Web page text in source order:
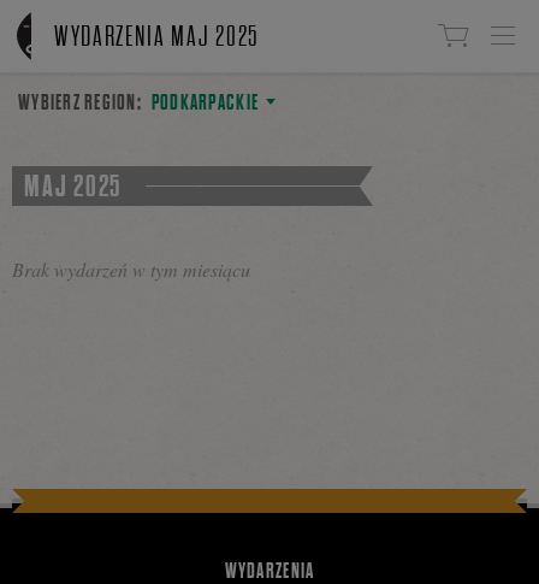
Linki do przejścia
WYDARZENIA MAJ 2025
WYBIERZ REGION: PODKARPACKIE
MAJ 2025
Brak wydarzeń w tym miesiącu
WYDARZENIA